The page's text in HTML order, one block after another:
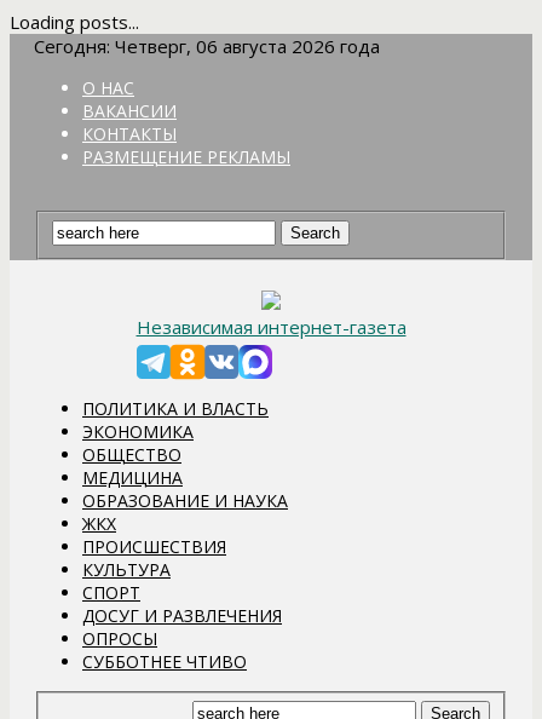
Loading posts...
Сегодня: Четверг, 06 августа 2026 года
О НАС
ВАКАНСИИ
КОНТАКТЫ
РАЗМЕЩЕНИЕ РЕКЛАМЫ
Независимая интернет-газета
ПОЛИТИКА И ВЛАСТЬ
ЭКОНОМИКА
ОБЩЕСТВО
МЕДИЦИНА
ОБРАЗОВАНИЕ И НАУКА
ЖКХ
ПРОИСШЕСТВИЯ
КУЛЬТУРА
СПОРТ
ДОСУГ И РАЗВЛЕЧЕНИЯ
ОПРОСЫ
СУББОТНЕЕ ЧТИВО